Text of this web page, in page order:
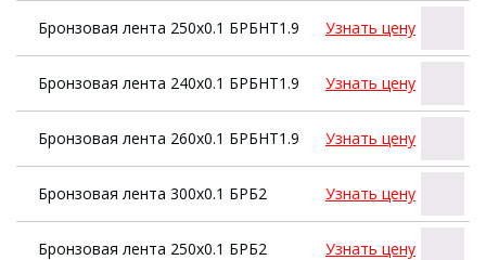
Бронзовая лента 250х0.1 БРБНТ1.9 Узнать цену
Бронзовая лента 240х0.1 БРБНТ1.9 Узнать цену
Бронзовая лента 260х0.1 БРБНТ1.9 Узнать цену
Бронзовая лента 300х0.1 БРБ2 Узнать цену
Бронзовая лента 250х0.1 БРБ2 Узнать цену